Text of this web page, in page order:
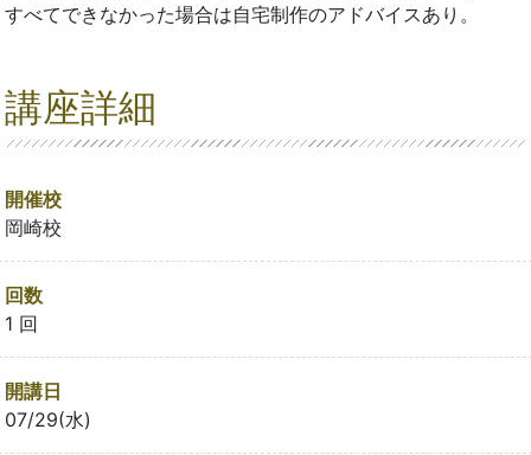
すべてできなかった場合は自宅制作のアドバイスあり。
講座詳細
開催校
岡崎校
回数
1 回
開講日
07/29(水)